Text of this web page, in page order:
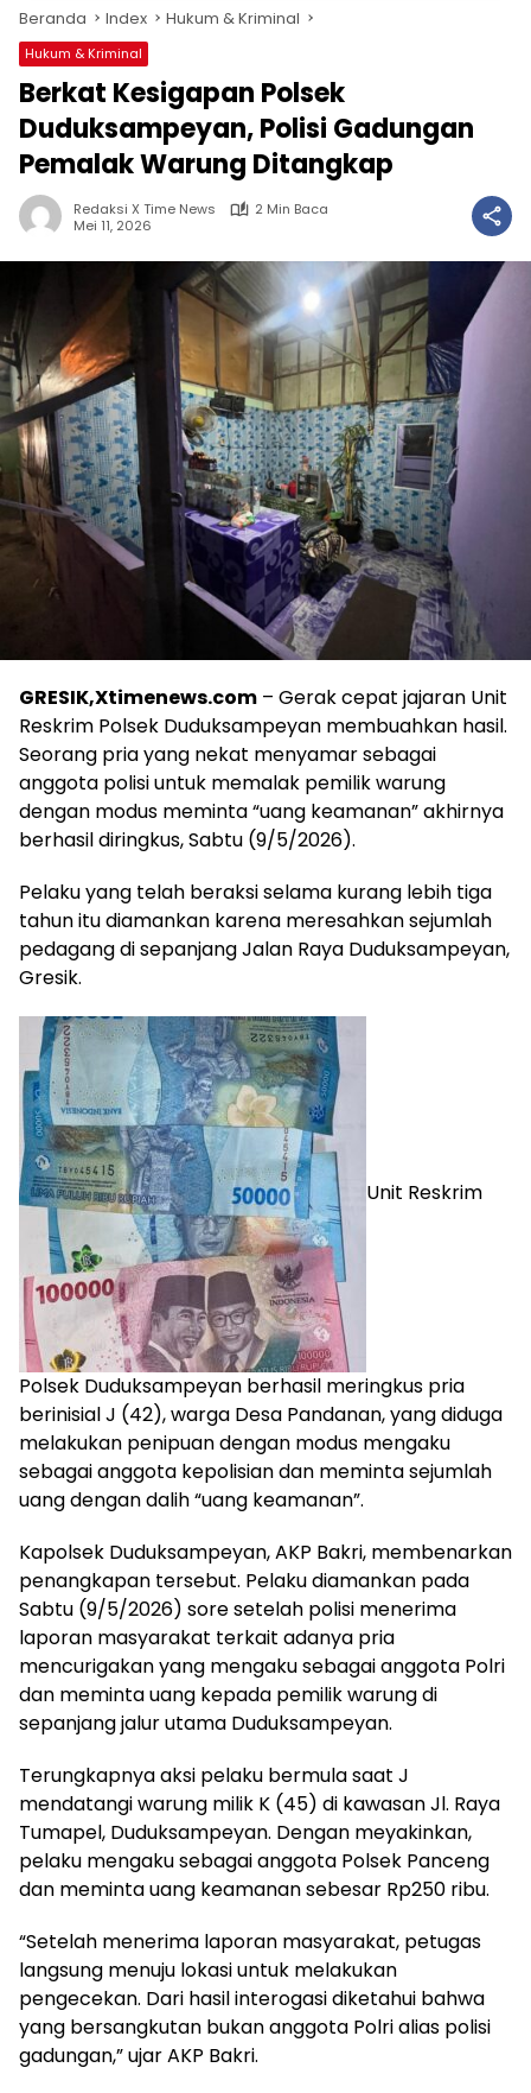
Beranda Index Hukum & Kriminal
Hukum & Kriminal
Berkat Kesigapan Polsek
Duduksampeyan, Polisi Gadungan
Pemalak Warung Ditangkap
Redaksi X Time News
2 Min Baca
Mei 11, 2026
GRESIK,Xtimenews.com – Gerak cepat jajaran Unit
Reskrim Polsek Duduksampeyan membuahkan hasil.
Seorang pria yang nekat menyamar sebagai
anggota polisi untuk memalak pemilik warung
dengan modus meminta “uang keamanan” akhirnya
berhasil diringkus, Sabtu (9/5/2026).
Pelaku yang telah beraksi selama kurang lebih tiga
tahun itu diamankan karena meresahkan sejumlah
pedagang di sepanjang Jalan Raya Duduksampeyan,
Gresik.
Unit Reskrim
Polsek Duduksampeyan berhasil meringkus pria
berinisial J (42), warga Desa Pandanan, yang diduga
melakukan penipuan dengan modus mengaku
sebagai anggota kepolisian dan meminta sejumlah
uang dengan dalih “uang keamanan”.
Kapolsek Duduksampeyan, AKP Bakri, membenarkan
penangkapan tersebut. Pelaku diamankan pada
Sabtu (9/5/2026) sore setelah polisi menerima
laporan masyarakat terkait adanya pria
mencurigakan yang mengaku sebagai anggota Polri
dan meminta uang kepada pemilik warung di
sepanjang jalur utama Duduksampeyan.
Terungkapnya aksi pelaku bermula saat J
mendatangi warung milik K (45) di kawasan Jl. Raya
Tumapel, Duduksampeyan. Dengan meyakinkan,
pelaku mengaku sebagai anggota Polsek Panceng
dan meminta uang keamanan sebesar Rp250 ribu.
“Setelah menerima laporan masyarakat, petugas
langsung menuju lokasi untuk melakukan
pengecekan. Dari hasil interogasi diketahui bahwa
yang bersangkutan bukan anggota Polri alias polisi
gadungan,” ujar AKP Bakri.